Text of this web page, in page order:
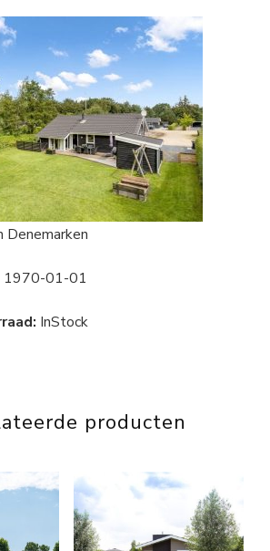
Denemarken
1970-01-01
InStock
producten